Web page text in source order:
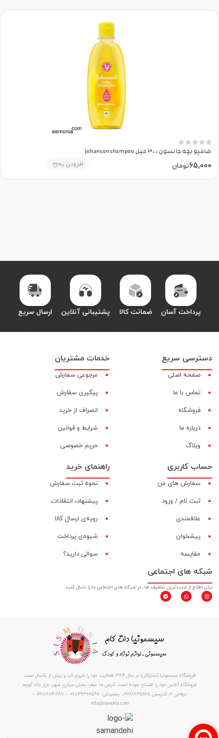





شامپو بچه جانسون 300 میل johanson shampoo
65,000تومان افزودن به
پرداخت آسان ضمانت کالا پشتیبانی آنلاین ارسال سریع
دسترسی سریع
صفحه اصلی
تماس با ما
فروشگاه
درباره ما
وبلاگ
خدمات مشتریان
مرجوعی سفارش
پیگیری سفارش
انصراف از خرید
شرایط و قوانین
حریم خصوصی
حساب کاربری
سفارش های من
ثبت نام / ورود
علاقمندی
پیشخوان
مقایسه‌
راهنمای خرید
نحوه ثبت سفارش
پیشنهاد، انتقادات
رویه‌ی ارسال کالا
شیوه‌ی پرداخت
سوالی دارید؟
شبکه های اجتماعی
برای اطلاع از جدیدترین تخفیف ها، در شبکه های اجتماعی ما را دنبال کنید.
فروشگاه سیسمونیا (ستارگان) در سال 1384 فعالیت خود را شروع کرد و بیش از یکسال است
فروشگاه آنلاین خود را افتتاح نموده است. آدرس ما: سقز، بخش مرکزی شهر، بازار بالا، کوچه
عرفانی ۲، کدپستی ۶۶۸۱۸۳۵۹۷۸، پشتیبانی: 08736308597 – 09188741687 –
info@sismonia.com